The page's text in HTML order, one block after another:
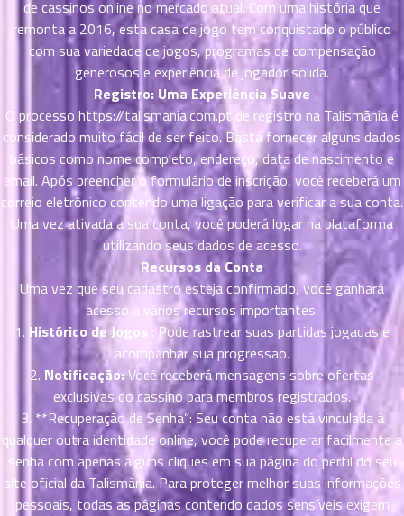
อ่านมังงะ
de cassinos online no mercado atual. Com uma história que
remonta a 2016, esta casa de jogo tem conquistado o público
com sua variedade de jogos, programas de compensação
generosos e experiência de jogador sólida.
Registro: Uma Experiência Suave
O processo https://talismania.com.pt de registro na Talismãnia é
considerado muito fácil de ser feito. Basta fornecer alguns dados
básicos como nome completo, endereço, data de nascimento e
email. Após preencher o formulário de inscrição, você receberá um
correio eletrônico contendo uma ligação para verificar a sua conta.
Uma vez ativada a sua conta, você poderá logar na plataforma
utilizando seus dados de acesso.
Recursos da Conta
Uma vez que seu cadastro esteja confirmado, você ganhará
acesso a vários recursos importantes:
1. Histórico de Jogos : Pode rastrear suas partidas jogadas e
acompanhar sua progressão.
2. Notificação:Você receberá mensagens sobre ofertas
exclusivas do cassino para membros registrados.
3. **Recuperação de Senha”: Seu conta não está vinculada à
qualquer outra identidade online, você pode recuperar facilmente a
senha com apenas alguns cliques em sua página do perfil do seu
site oficial da Talismània. Para proteger melhor suas informações
pessoais, todas as páginas contendo dados sensíveis exigem
8
ตอน
9
ตอน
ที่
น
10
ตอน
11
ตอน
ตอน
13
ตอน
ที่